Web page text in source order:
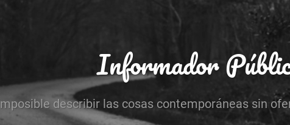
Informador
describir las cosas contemporáneas sin